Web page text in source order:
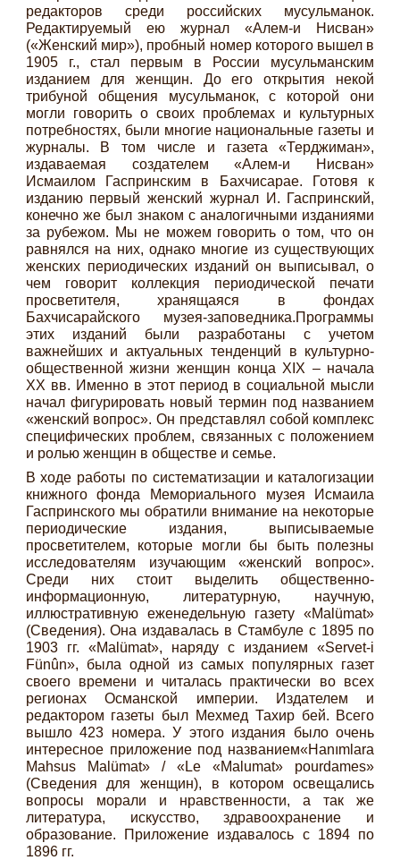
редакторов среди российских мусульманок.
Редактируемый ею журнал «Алем-и Нисван»
(«Женский мир»), пробный номер которого вышел в
1905 г., стал первым в России мусульманским
изданием для женщин. До его открытия некой
трибуной общения мусульманок, с которой они
могли говорить о своих проблемах и культурных
потребностях, были многие национальные газеты и
журналы. В том числе и газета «Терджиман»,
издаваемая создателем «Алем-и Нисван»
Исмаилом Гаспринским в Бахчисарае. Готовя к
изданию первый женский журнал И. Гаспринский,
конечно же был знаком с аналогичными изданиями
за рубежом. Мы не можем говорить о том, что он
равнялся на них, однако многие из существующих
женских периодических изданий он выписывал, о
чем говорит коллекция периодической печати
просветителя, хранящаяся в фондах
Бахчисарайского музея-заповедника.Программы
этих изданий были разработаны с учетом
важнейших и актуальных тенденций в культурно-
общественной жизни женщин конца XIX – начала
ХХ вв. Именно в этот период в социальной мысли
начал фигурировать новый термин под названием
«женский вопрос». Он представлял собой комплекс
специфических проблем, связанных с положением
и ролью женщин в обществе и семье.
В ходе работы по систематизации и каталогизации
книжного фонда Мемориального музея Исмаила
Гаспринского мы обратили внимание на некоторые
периодические издания, выписываемые
просветителем, которые могли бы быть полезны
исследователям изучающим «женский вопрос».
Среди них стоит выделить общественно-
информационную, литературную, научную,
иллюстративную еженедельную газету «Malümat»
(Сведения). Она издавалась в Стамбуле с 1895 по
1903 гг. «Malümat», наряду с изданием «Servet-i
Fünûn», была одной из самых популярных газет
своего времени и читалась практически во всех
регионах Османской империи. Издателем и
редактором газеты был Мехмед Тахир бей. Всего
вышло 423 номера. У этого издания было очень
интересное приложение под названием«Hanımlara
Mahsus Malümat» / «Le «Malumat» pourdames»
(Сведения для женщин), в котором освещались
вопросы морали и нравственности, а так же
литература, искусство, здравоохранение и
образование. Приложение издавалось с 1894 по
1896 гг.